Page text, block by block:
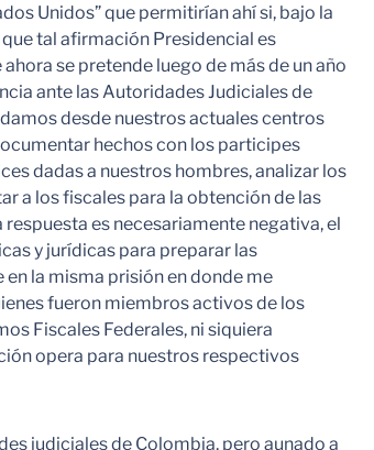
Unidos” que permitirían ahí si, bajo la
tal afirmación Presidencial es
se pretende luego de más de un año
ante las Autoridades Judiciales de
desde nuestros actuales centros
hechos con los participes
dadas a nuestros hombres, analizar los
a los fiscales para la obtención de las
es necesariamente negativa, el
y jurídicas para preparar las
la misma prisión en donde me
fueron miembros activos de los
Fiscales Federales, ni siquiera
opera para nuestros respectivos
judiciales de Colombia, pero aunado a